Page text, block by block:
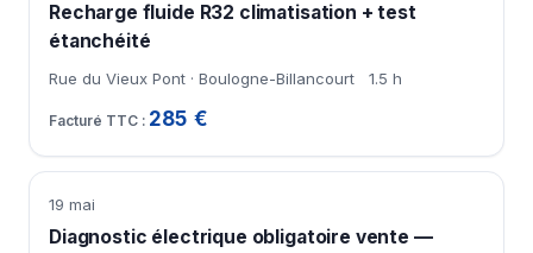
Recharge fluide R32 climatisation + test
étanchéité
Rue du Vieux Pont · Boulogne-Billancourt 1.5 h
285 €
19 mai
Diagnostic électrique obligatoire vente —